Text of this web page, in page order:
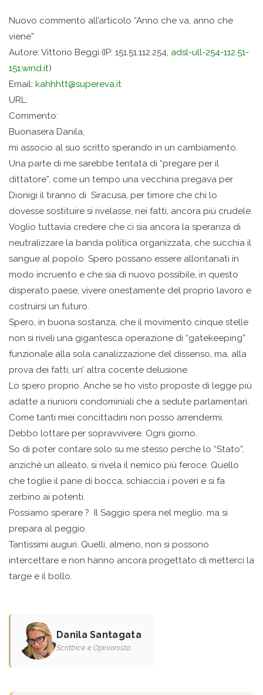
Nuovo commento all’articolo “Anno che va, anno che
viene”
Autore: Vittorio Beggi (IP: 151.51.112.254, adsl-ull-254-112.51-
151.wind.it)
Email: kahhhtt@supereva.it
URL:
Commento:
Buonasera Danila,
mi associo al suo scritto sperando in un cambiamento.
Una parte di me sarebbe tentata di “pregare per il
dittatore”, come un tempo una vecchina pregava per
Dionigi il tiranno di Siracusa, per timore che chi lo
dovesse sostituire si rivelasse, nei fatti, ancora più crudele.
Voglio tuttavia credere che ci sia ancora la speranza di
neutralizzare la banda politica organizzata, che succhia il
sangue al popolo. Spero possano essere allontanati in
modo incruento e che sia di nuovo possibile, in questo
disperato paese, vivere onestamente del proprio lavoro e
costruirsi un futuro.
Spero, in buona sostanza, che il movimento cinque stelle
non si riveli una gigantesca operazione di “gatekeeping”
funzionale alla sola canalizzazione del dissenso, ma, alla
prova dei fatti, un’ altra cocente delusione.
Lo spero proprio. Anche se ho visto proposte di legge più
adatte a riunioni condominiali che a sedute parlamentari.
Come tanti miei concittadini non posso arrendermi.
Debbo lottare per sopravvivere. Ogni giorno.
So di poter contare solo su me stesso perche lo “Stato”,
anzichè un alleato, si rivela il nemico più feroce. Quello
che toglie il pane di bocca, schiaccia i poveri e si fa
zerbino ai potenti.
Possiamo sperare ? Il Saggio spera nel meglio. ma si
prepara al peggio.
Tantissimi auguri. Quelli, almeno, non si possono
intercettare e non hanno ancora progettato di metterci la
targe e il bollo.
Danila Santagata
Scrittrice e Opinionista